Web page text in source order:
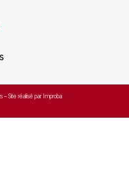
– Site réalisé par Improba